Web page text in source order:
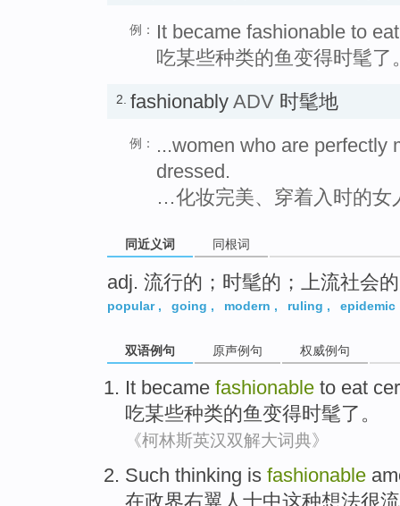
例：
It became fashionable to
吃某些种类的鱼变得时髦了
2. fashionably ADV 时髦地
例：
...women who are perfectly
dressed.
…化妆完美、穿着入时的女
同近义词 同根词
adj. 流行的；时髦的；上流社会的
popular, going , modern , ruling , epidemic
双语例句 原声例句 权威例句
It became fashionable to eat
吃某些种类的鱼变得时髦了 。
《柯林斯英汉双解大词典》
Such thinking is fashionable
在政界右翼人士中这种想法很